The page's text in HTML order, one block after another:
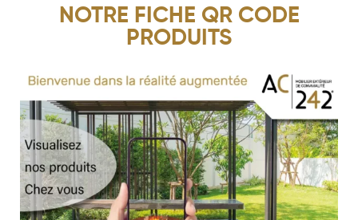
NOTRE FICHE QR CODE
PRODUITS